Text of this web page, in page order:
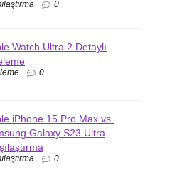
0
Watch Ultra 2 Detaylı
0
iPhone 15 Pro Max vs.
Galaxy S23 Ultra
0